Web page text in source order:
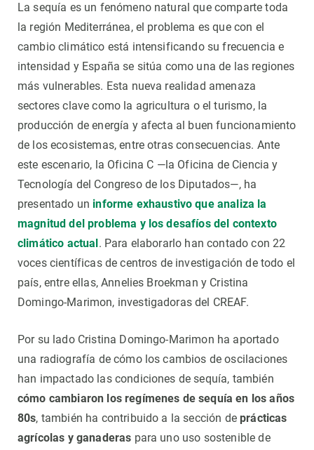
La sequía es un fenómeno natural que comparte toda
la región Mediterránea, el problema es que con el
cambio climático está intensificando su frecuencia e
intensidad y España se sitúa como una de las regiones
más vulnerables. Esta nueva realidad amenaza
sectores clave como la agricultura o el turismo, la
producción de energía y afecta al buen funcionamiento
de los ecosistemas, entre otras consecuencias. Ante
este escenario, la Oficina C —la Oficina de Ciencia y
Tecnología del Congreso de los Diputados—, ha
presentado un informe exhaustivo que analiza la
magnitud del problema y los desafíos del contexto
climático actual . Para elaborarlo han contado con 22
voces científicas de centros de investigación de todo el
país, entre ellas, Annelies Broekman y Cristina
Domingo-Marimon, investigadoras del CREAF.
Por su lado Cristina Domingo-Marimon ha aportado
una radiografía de cómo los cambios de oscilaciones
han impactado las condiciones de sequía, también
cómo cambiaron los regímenes de sequía en los años
80s, también ha contribuido a la sección deprácticas
agrícolas y ganaderas para uno uso sostenible de